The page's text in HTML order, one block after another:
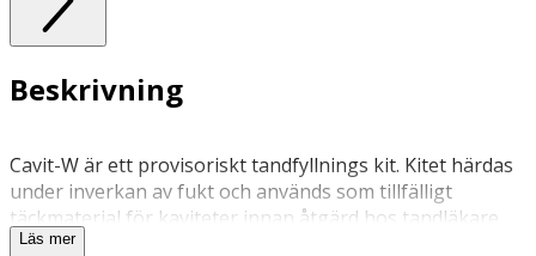
Beskrivning
Cavit-W är ett provisoriskt tandfyllnings kit. Kitet härdas
under inverkan av fukt och används som tillfälligt
täckmaterial för kaviteter innan åtgärd hos tandläkare
kan utföras.
Läs mer